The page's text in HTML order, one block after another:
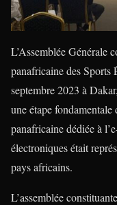
L’Assemblée Générale
panafricaine des Sports
septembre 2023 à
une étape
panafricaine dédiée à
électroniques était
pays africains.
L’assemblée